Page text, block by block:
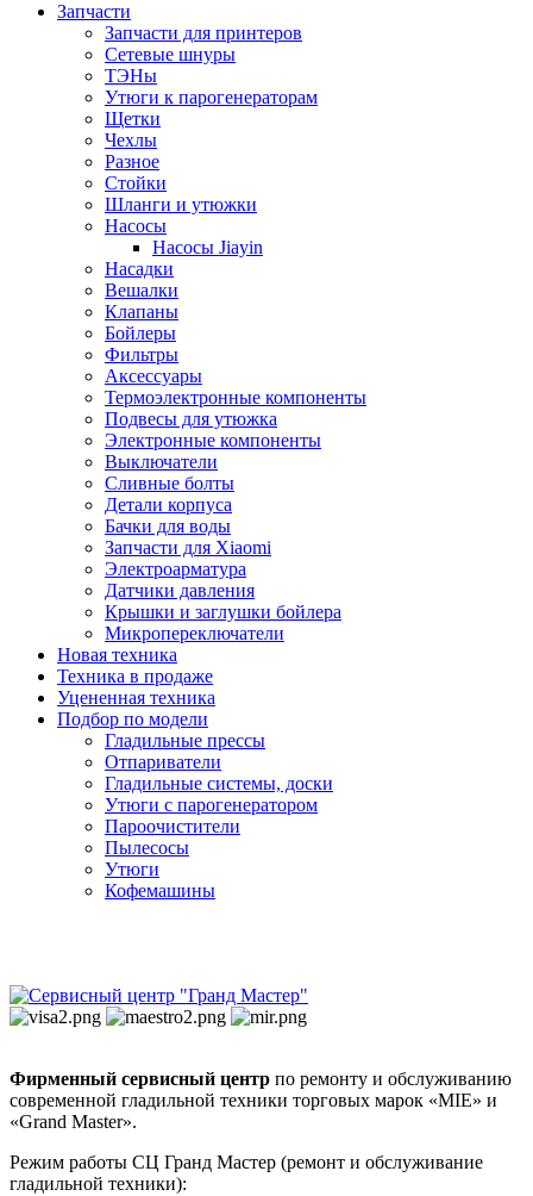
Запчасти
Запчасти для принтеров
Сетевые шнуры
ТЭНы
Утюги к парогенераторам
Щетки
Чехлы
Разное
Стойки
Шланги и утюжки
Насосы
Насосы Jiayin
Насадки
Вешалки
Клапаны
Бойлеры
Фильтры
Аксессуары
Термоэлектронные компоненты
Подвесы для утюжка
Электронные компоненты
Выключатели
Сливные болты
Детали корпуса
Бачки для воды
Запчасти для Xiaomi
Электроарматура
Датчики давления
Крышки и заглушки бойлера
Микропереключатели
Новая техника
Техника в продаже
Уцененная техника
Подбор по модели
Гладильные прессы
Отпариватели
Гладильные системы, доски
Утюги с парогенератором
Пароочистители
Пылесосы
Утюги
Кофемашины
Фирменный сервисный центр по ремонту и обслуживанию
современной гладильной техники торговых марок «MIE» и
«Grand Master».
Режим работы СЦ Гранд Мастер (ремонт и обслуживание
гладильной техники):